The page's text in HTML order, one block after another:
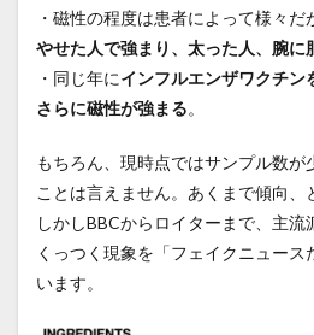
・磁性の程度は患者によって様々だ
やせた人で強まり、太った人、腕に
・同じ年にインフルエンザワクチン
さらに磁性が強まる。
もちろん、現時点ではサンプル数が
ことは言えません。あくまで傾向、
しかしBBCからロイターまで、主
くっつく現象を「フェイクニュース
います。